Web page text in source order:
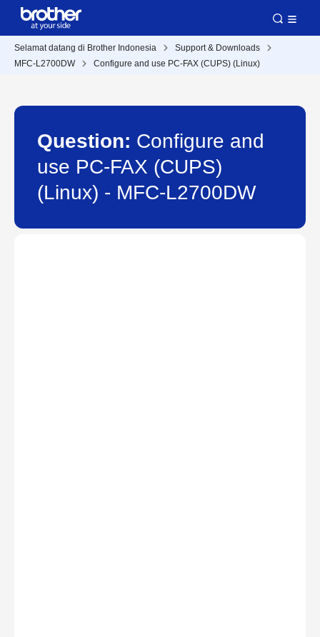
Selamat datang di Brother Indonesia
Support & Downloads
MFC-L2700DW
Configure and use PC-FAX (CUPS) (Linux)
Question: Configure and
use PC-FAX (CUPS)
(Linux) - MFC-L2700DW